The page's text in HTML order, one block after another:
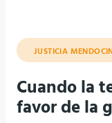
JUSTICIA
Cuando la
favor de la